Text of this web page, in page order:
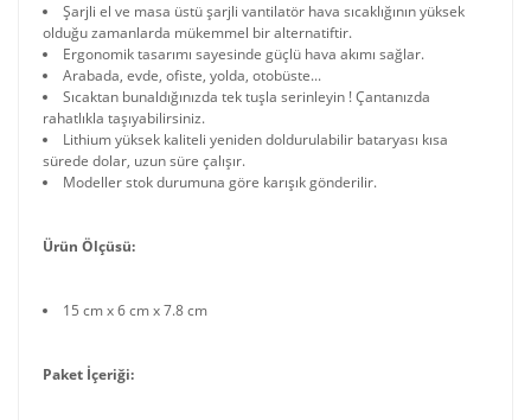
Şarjli el ve masa üstü şarjli vantilatör hava sıcaklığının yüksek
olduğu zamanlarda mükemmel bir alternatiftir.
Ergonomik tasarımı sayesinde güçlü hava akımı sağlar.
Arabada, evde, ofiste, yolda, otobüste...
Sıcaktan bunaldığınızda tek tuşla serinleyin ! Çantanızda
rahatlıkla taşıyabilirsiniz.
Lithium yüksek kaliteli yeniden doldurulabilir bataryası kısa
sürede dolar, uzun süre çalışır.
Modeller stok durumuna göre karışık gönderilir.
Ürün Ölçüsü:
15 cm x 6 cm x 7.8 cm
Paket İçeriği: